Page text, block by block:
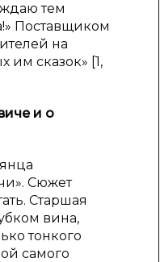
тем
Поставщиком
на
им сказок» [1,
и о
Сюжет
Старшая
вина,
тонкого
самого